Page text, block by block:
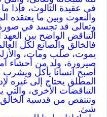
في عقيدة الثالوث، فإذا
والنعوت وبين ما يعتقده
وتعالى قد تجسد في صورة
التناقض الواضح بين
فالخالق والصانع لكل
يموت، صلب ومات، والأزلي
صيرورة، ولد من أحشاء
أصبح انسانا يأكل ويشرب
المطلق يحتاج إلى غيره
التناقضات الأخرى،
وتنتقص من قدسية الخالق
شئ.